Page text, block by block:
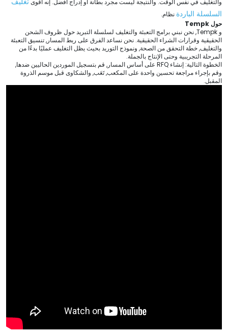
السلسلة الباردة نظام.
حول Tempk
و Tempk, نحن نبني برامج التعبئة والتغليف لسلسلة التبريد حول ظروف الشحن
الحقيقية وقرارات الشراء الحقيقية. نحن نساعد الفرق على ربط المسار, تنسيق التعبئة
والتغليف, خطة التحقق من الصحة, ونموذج التوريد بحيث يظل التغليف عمليًا بدءًا من
المرحلة التجريبية وحتى الإنتاج بالجملة.
الخطوة التالية: إنشاء RFQ على أساس المسار, قم بتسجيل الموردين الحاليين ضدها,
وقم بإجراء مراجعة تحسين واحدة على المكعب, تَعَب, والشكاوى قبل موسم الذروة
المقبل.